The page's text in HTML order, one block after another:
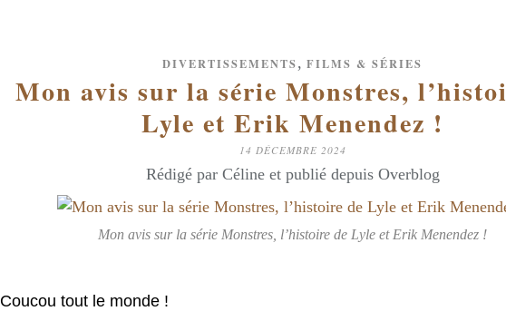
DIVERTISSEMENTS, FILMS & SÉRIES
Mon avis sur la série Monstres,
Lyle et Erik Menendez !
14 DÉCEMBRE 2024
Rédigé par Céline et publié depuis Overblog
Mon avis sur la série Monstres, l’histoire de Lyle et Erik Menendez !
Coucou tout le monde !